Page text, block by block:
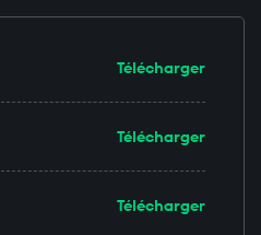
Télécharger
Télécharger
Télécharger